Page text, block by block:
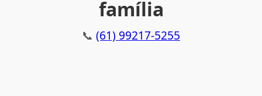
família
📞 (61) 99217-5255